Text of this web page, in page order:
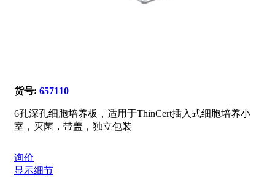
货号: 657110
6孔深孔细胞培养板，适用于ThinCert插入式细胞培养小
室，灭菌，带盖，独立包装
询价
显示细节